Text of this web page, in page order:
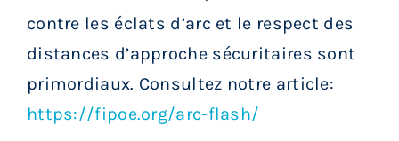
contre les éclats d’arc et le respect des
distances d’approche sécuritaires sont
primordiaux. Consultez notre article:
https://fipoe.org/arc-flash/